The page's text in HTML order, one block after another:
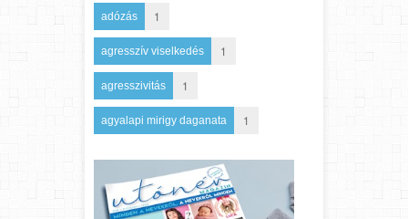
adózás 1
agresszív viselkedés 1
agresszivitás 1
agyalapi mirigy daganata 1